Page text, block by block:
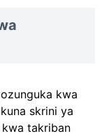
kwa
skrini ya
kwa takriban